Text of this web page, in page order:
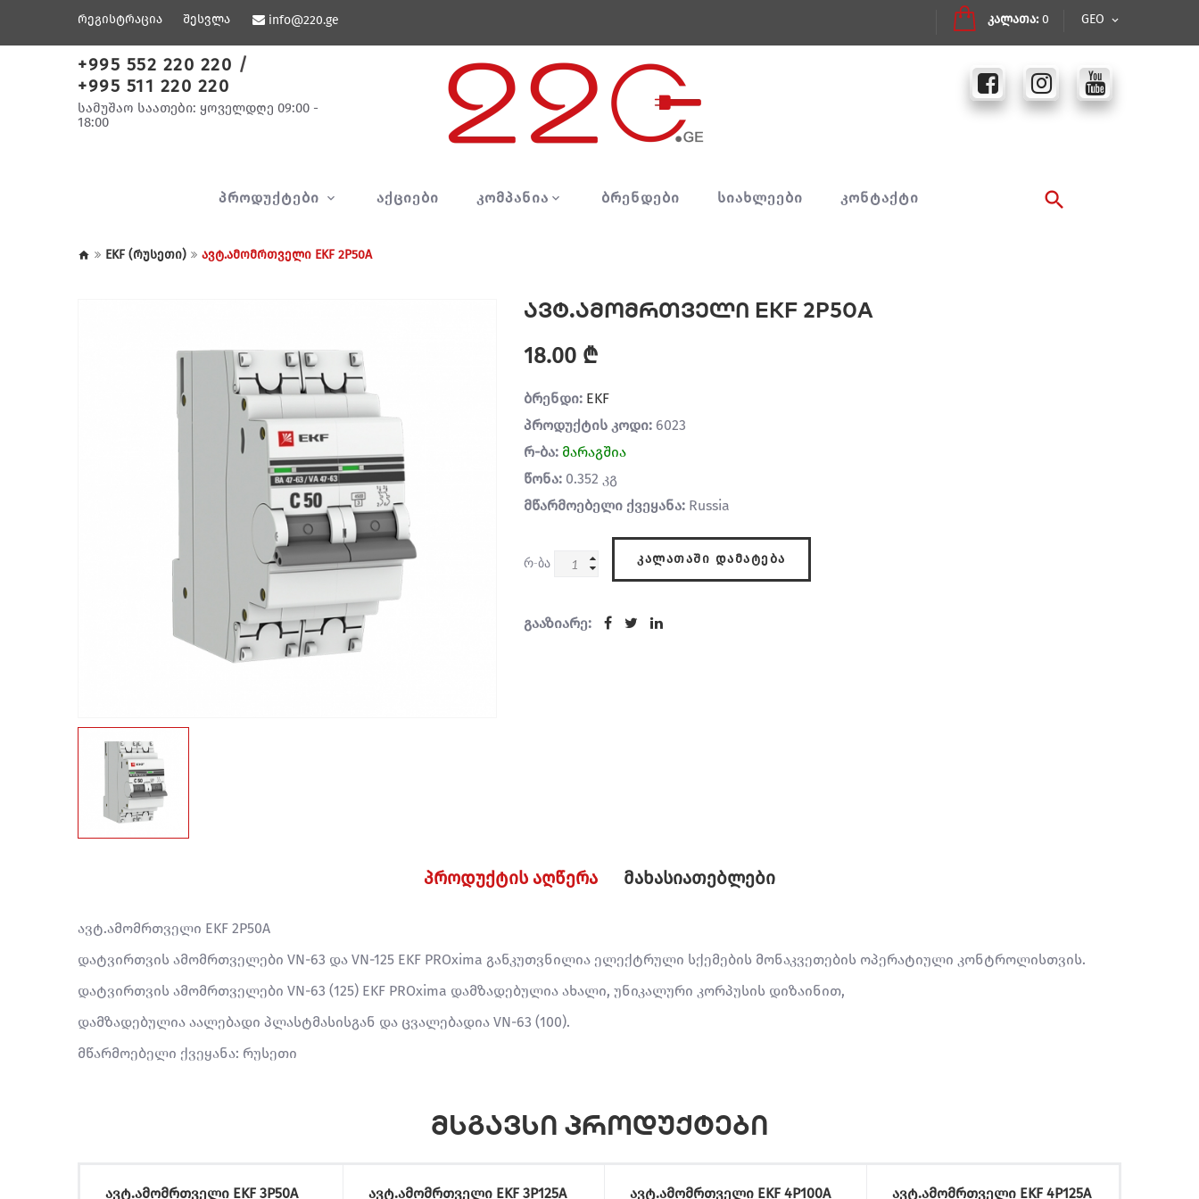
რეგისტრაცია შესვლა GEO
კალათა: 0
info@220.ge
+995 552 220 220 /
+995 511 220 220
სამუშაო საათები: ყოველდღე 09:00 -
18:00
ᲞᲠᲝᲓᲣᲥᲢᲔᲑᲘ ᲐᲥᲪᲘᲔᲑᲘ ᲙᲝᲛᲞᲐᲜᲘᲐ ᲑᲠᲔᲜᲓᲔᲑᲘ ᲡᲘᲐᲮᲚᲔᲔᲑᲘ ᲙᲝᲜᲢᲐᲥᲢᲘ
EKF (რუსეთი) ავტ.ამომრთველი EKF 2P50A
ავტ.ამომრთველი EKF 2P50A
18.00 ₾
ბრენდი: EKF
პროდუქტის კოდი: 6023
რ-ბა: მარაგშია
წონა: 0.352 კგ
მწარმოებელი ქვეყანა: Russia
რ-ბა ᲙᲐᲚᲐᲗᲐᲨᲘ ᲓᲐᲛᲐᲢᲔᲑᲐ
გააზიარე:
პროდუქტის აღწერა მახასიათებლები
ავტ.ამომრთველი EKF 2P50A
დატვირთვის ამომრთველები VN-63 და VN-125 EKF PROxima განკუთვნილია ელექტრული სქემების მონაკვეთების ოპერატიული კონტროლისთვის.
დატვირთვის ამომრთველები VN-63 (125) EKF PROxima დამზადებულია ახალი, უნიკალური კორპუსის დიზაინით,
დამზადებულია აალებადი პლასტმასისგან და ცვალებადია VN-63 (100).
მწარმოებელი ქვეყანა: რუსეთი
მსგავსი პროდუქტები
ავტ.ამომრთველი EKF 3P50A ავტ.ამომრთველი EKF 3P125A ავტ.ამომრთველი EKF 4P100A
ავტ.ამომრთველი EKF 4P125A